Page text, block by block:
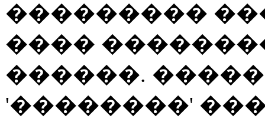
���������
����
������.
'��������'